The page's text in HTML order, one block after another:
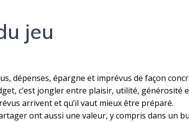
jeu
dépenses, épargne et imprévus de façon
c’est jongler entre plaisir, utilité, générosité
arrivent et qu’il vaut mieux être préparé.
ont aussi une valeur, y compris dans un